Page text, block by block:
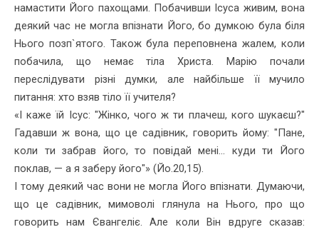
намастити Його пахощами. Побачивши Ісуса живим, вона
деякий час не могла впізнати Його, бо думкою була біля
Нього позп`ятого. Також була переповнена жалем, коли
побачила, що не­має тіла Христа. Марію почали
переслідувати різні думки, але най­більше її мучило
питання: хто взяв тіло її учителя?
«І каже їй Ісус: "Жінко, чого ж ти плачеш, кого шукаєш?"
Гадав­ши ж вона, що це садівник, говорить йому: "Пане,
коли ти забрав його, то повідай мені... куди ти Його
поклав, — а я заберу його"» (Йо.20,15).
І тому деякий час вони не могла Його впізнати. Думаючи,
що це садівник, мимоволі глянула на Нього, про що
говорить нам Єван­геліє. Але коли Він вдруге сказав: